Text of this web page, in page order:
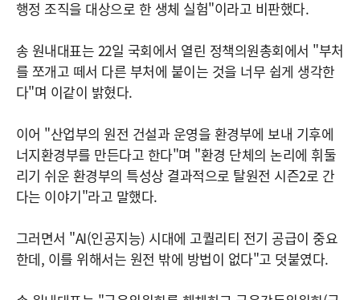
행정 조직을 대상으로 한 생체 실험"이라고 비판했다.
송 원내대표는 22일 국회에서 열린 정책의원총회에서 "부처
를 쪼개고 떼서 다른 부처에 붙이는 것을 너무 쉽게 생각한
다"며 이같이 밝혔다.
이어 "산업부의 원전 건설과 운영을 환경부에 보내 기후에
너지환경부를 만든다고 한다"며 "환경 단체의 논리에 휘둘
리기 쉬운 환경부의 특성상 결과적으로 탈원전 시즌2로 간
다는 이야기"라고 말했다.
그러면서 "AI(인공지능) 시대에 고퀄리티 전기 공급이 중요
한데, 이를 위해서는 원전 밖에 방법이 없다"고 덧붙였다.